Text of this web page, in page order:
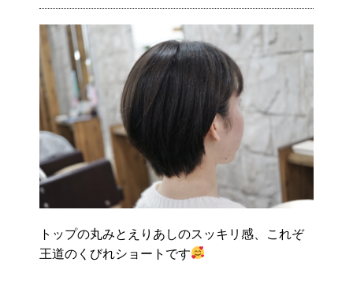
トップの丸みとえりあしのスッキリ感、これぞ
王道のくびれショートです